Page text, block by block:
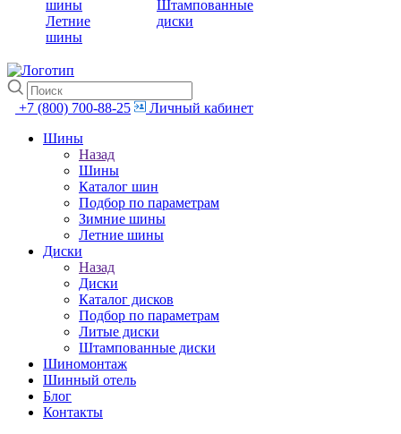
шины
Летние
шины
Штампованные
диски
+7 (800) 700-88-25
Личный кабинет
Шины
Назад
Шины
Каталог шин
Подбор по параметрам
Зимние шины
Летние шины
Диски
Назад
Диски
Каталог дисков
Подбор по параметрам
Литые диски
Штампованные диски
Шиномонтаж
Шинный отель
Блог
Контакты